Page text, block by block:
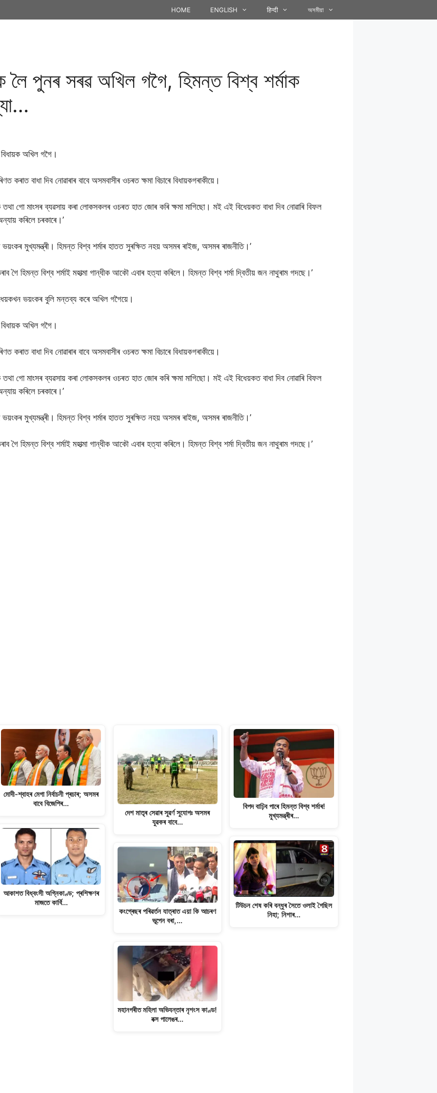
HOME ENGLISH हिन्दी অসমীয়া
লৈ পুনৰ সৰৱ অখিল গগৈ, হিমন্ত বিশ্ব শৰ্মাক
অখিল গগৈ।
বাধা দিব নোৱাৰাৰ বাবে অসমবাসীৰ ওচৰত ক্ষমা বিচাৰে বিধায়কগৰাকীয়ে।
গো মাংসৰ ব্যৱসায় কৰা লোকসকলৰ ওচৰত হাত জোৰ কৰি ক্ষমা মাগিছো। মই এই বিধেয়কত বাধা দিব নোৱাৰি বিফল
কৰিলে চৰকাৰে।’
মুখ্যমন্ত্ৰী। হিমন্ত বিশ্ব শৰ্মাৰ হাতত সুৰক্ষিত নহয় অসমৰ ৰাইজ, অসমৰ ৰাজনীতি।’
গৈ হিমন্ত বিশ্ব শৰ্মাই মহাত্মা গান্ধীক আকৌ এবাৰ হত্যা কৰিলে। হিমন্ত বিশ্ব শৰ্মা দ্বিতীয় জন নাথুৰাম গদছে।’
ভয়ংকৰ বুলি মন্তব্য কৰে অখিল গগৈয়ে।
অখিল গগৈ।
বাধা দিব নোৱাৰাৰ বাবে অসমবাসীৰ ওচৰত ক্ষমা বিচাৰে বিধায়কগৰাকীয়ে।
গো মাংসৰ ব্যৱসায় কৰা লোকসকলৰ ওচৰত হাত জোৰ কৰি ক্ষমা মাগিছো। মই এই বিধেয়কত বাধা দিব নোৱাৰি বিফল
কৰিলে চৰকাৰে।’
মুখ্যমন্ত্ৰী। হিমন্ত বিশ্ব শৰ্মাৰ হাতত সুৰক্ষিত নহয় অসমৰ ৰাইজ, অসমৰ ৰাজনীতি।’
গৈ হিমন্ত বিশ্ব শৰ্মাই মহাত্মা গান্ধীক আকৌ এবাৰ হত্যা কৰিলে। হিমন্ত বিশ্ব শৰ্মা দ্বিতীয় জন নাথুৰাম গদছে।’
মোদী-শ্বাহৰ মেগা নিৰ্বাচনী প্ৰচাৰ; অসমৰ
বাবে বিজেপিৰ…
আকাশত বিধ্বংসী অগ্নিকাণ্ড; প্ৰশিক্ষণৰ
মাজতে কাৰ্বি…
দেশ মাতৃৰ সেৱাৰ সুৱৰ্ণ সুযোগঃ অসমৰ
যুৱকৰ বাবে…
কংগ্ৰেছৰ পৰিৱৰ্তন যাত্ৰাত এয়া কি আচৰণ
ভূপেন বৰা,…
মহানগৰীত মহিলা অভিযন্তাৰ নৃশংস কাণ্ড!
বক্স পালেঙৰ…
বিপদ বাঢ়িব পাৰে হিমন্ত বিশ্ব শৰ্মাৰ!
মুখ্যমন্ত্ৰীৰ…
টিউচন শেষ কৰি বন্ধুৰ সৈতে ওলাই গৈছিল
নিহা; নিশাৰ…